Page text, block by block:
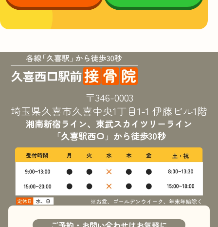
〒346-0003
埼玉県久喜市久喜中央1丁目1-1 伊藤ビル1階
湘南新宿ライン、東武スカイツリーライン
「久喜駅西口」から徒歩30秒